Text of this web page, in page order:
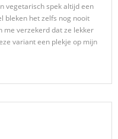
vegetarisch spek altijd een
bleken het zelfs nog nooit
me verzekerd dat ze lekker
variant een plekje op mijn